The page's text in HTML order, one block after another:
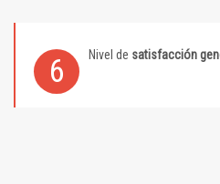
6 Nivel de satisfacción